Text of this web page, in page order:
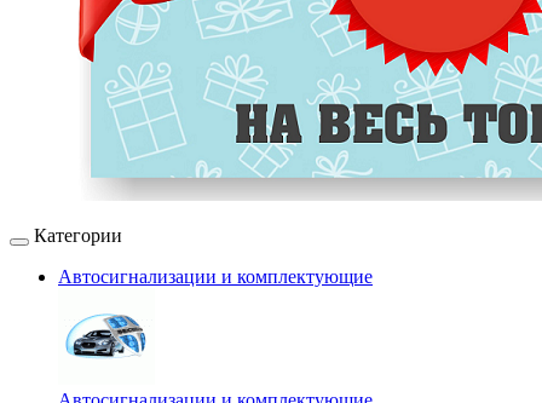
Категории
Автосигнализации и комплектующие